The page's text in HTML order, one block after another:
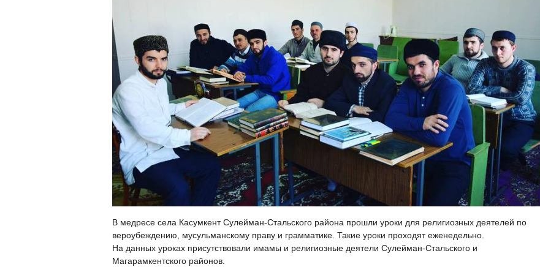
В медресе села Касумкент Сулейман-Стальского района прошли уроки для религиозных деятелей по
вероубеждению, мусульманскому праву и грамматике. Такие уроки проходят еженедельно.
На данных уроках присутствовали имамы и религиозные деятели Сулейман-Стальского и
Магарамкентского районов.